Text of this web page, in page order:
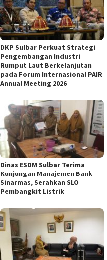
DKP Sulbar Perkuat Strategi
Pengembangan Industri
Rumput Laut Berkelanjutan
pada Forum Internasional PAIR
Annual Meeting 2026
Dinas ESDM Sulbar Terima
Kunjungan Manajemen Bank
Sinarmas, Serahkan SLO
Pembangkit Listrik